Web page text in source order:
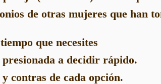
de otras mujeres que han
que necesites
presionada a decidir rápido.
contras de cada opción.